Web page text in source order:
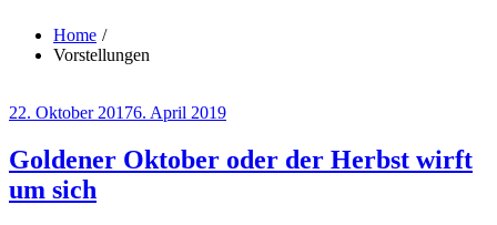
Home
Vorstellungen
Posted
22. Oktober 20176. April 2019
Goldener Oktober oder der Herbst wirft
um sich